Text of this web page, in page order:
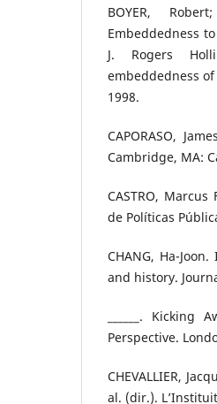
BOYER,
Embeddedness
J. Rogers
embeddedness
1998.
CAPORASO,
Cambridge, MA:
CASTRO,
de Políticas
CHANG, Ha-
and history.
______.
Perspective.
CHEVALLIER,
al. (dir.).